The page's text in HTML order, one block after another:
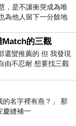
補貨，不怕人吃啦！
，是不讓衝突成為唯
為他人留下一分餘地
Match的三觀
還蠻推薦的 但 我發現
由不忍耐 想要找三觀
名字裡有燕？」 那
慶縫補一